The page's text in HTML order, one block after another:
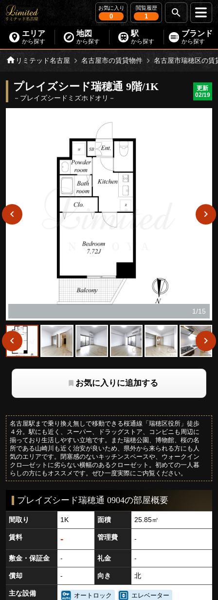
お気に入り
0
閲覧履歴
1
エリア
から探す
地図
から探す
駅
から探す
ブランド
から探す
リミテッド名古屋 名古屋市の賃貸物件 名古屋市瑞穂区の賃
プレイズシード瑞穂通 9階/1K
－プレイズシードミズホドオリ－
更新
02/19
1/15
お気に入りに追加する
名古屋駅まで乗り換え無しで移動できる桜通線「瑞穂区役所」徒歩
４分。駅にも近く、スーパー、ドラッグストア、コンビニも周辺に
揃っており生活しやすい立地です。また瑞穂公園、博物館、桜の名
所である山崎川も近く治安が良いため、県外から来られる方にも人
気のエリアです。閉塞感のないキッチンスペースや、ウォークイン
クロ―ゼットに劣らない横幅のあるクローゼット。初めての一人暮
らしの方にもオススメです。ぜひ一度実際にご内覧ください。
プレイズシード瑞穂通 0904の部屋概要
間取り 1K 面積 25.85㎡
賃料 - 管理費 -
敷金・保証金 - 礼金 -
償却 - 向き 北
主な設備 オートロック
エレベーター